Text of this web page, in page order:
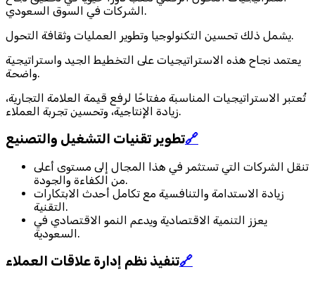
الشركات في السوق السعودي.
يشمل ذلك تحسين التكنولوجيا وتطوير العمليات وثقافة التحول.
يعتمد نجاح هذه الاستراتيجيات على التخطيط الجيد واستراتيجية
واضحة.
تُعتبر الاستراتيجيات المناسبة مفتاحًا لرفع قيمة العلامة التجارية،
زيادة الإنتاجية، وتحسين تجربة العملاء.
تطوير تقنيات التشغيل والتصنيع🔗
تنقل الشركات التي تستثمر في هذا المجال إلى مستوى أعلى
من الكفاءة والجودة.
زيادة الاستدامة والتنافسية مع تكامل أحدث الابتكارات
التقنية.
يعزز التنمية الاقتصادية ويدعم النمو الاقتصادي في
السعودية.
تنفيذ نظم إدارة علاقات العملاء🔗